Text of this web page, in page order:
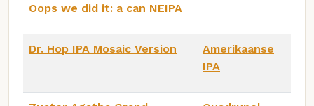
Oops we did it: a can NEIPA
Dr. Hop IPA Mosaic Version
Amerikaanse
IPA